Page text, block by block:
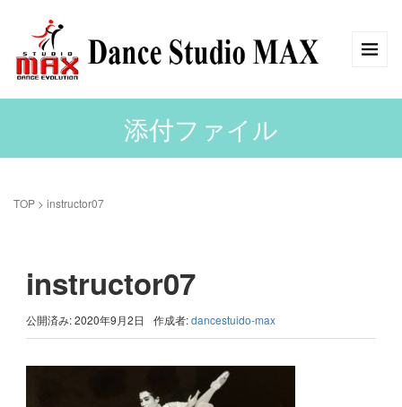
添付ファイル
TOP > instructor07
instructor07
公開済み: 2020年9月2日 作成者:dancestuido-max